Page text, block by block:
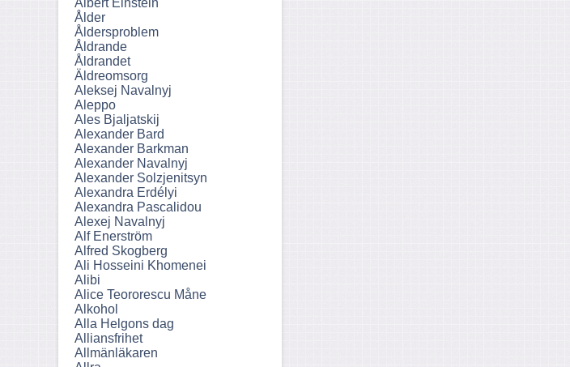
Albert Einstein
Ålder
Åldersproblem
Åldrande
Åldrandet
Äldreomsorg
Aleksej Navalnyj
Aleppo
Ales Bjaljatskij
Alexander Bard
Alexander Barkman
Alexander Navalnyj
Alexander Solzjenitsyn
Alexandra Erdélyi
Alexandra Pascalidou
Alexej Navalnyj
Alf Enerström
Alfred Skogberg
Ali Hosseini Khomenei
Alibi
Alice Teororescu Måne
Alkohol
Alla Helgons dag
Alliansfrihet
Allmänläkaren